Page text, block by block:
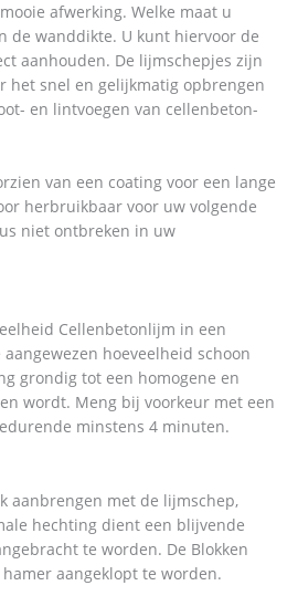
afwerking. Welke maat u
de wanddikte. U kunt hiervoor de
aanhouden. De lijmschepjes zijn
het snel en gelijkmatig opbrengen
en lintvoegen van cellenbeton-
van een coating voor een lange
herbruikbaar voor uw volgende
niet ontbreken in uw
Cellenbetonlijm in een
hoeveelheid schoon
grondig tot een homogene en
wordt. Meng bij voorkeur met een
minstens 4 minuten.
aanbrengen met de lijmschep,
hechting dient een blijvende
te worden. De Blokken
aangeklopt te worden.